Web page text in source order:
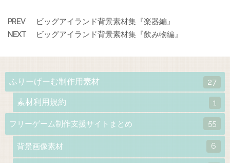
PREV ビッグアイランド背景素材集『楽器編』
NEXT ビッグアイランド背景素材集『飲み物編』
ふりーげーむ制作用素材 27
素材利用規約 1
フリーゲーム制作支援サイトまとめ 55
背景画像素材 6